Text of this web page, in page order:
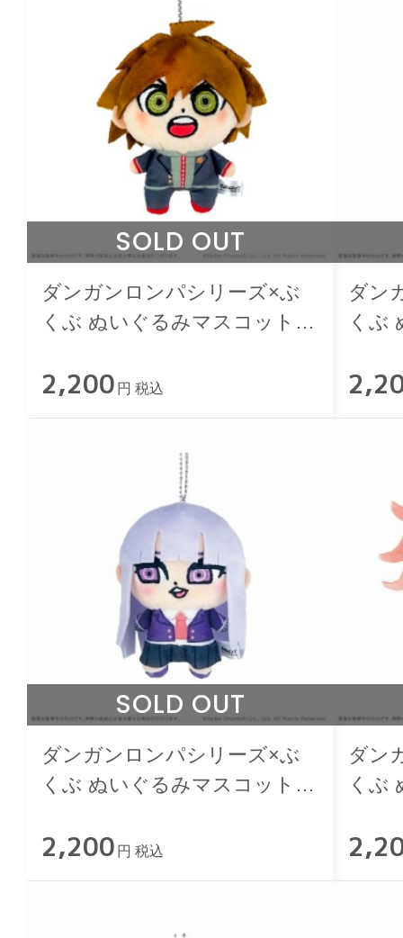
SOLD OUT
ダンガンロンパシリーズ×ぶ
くぶ ぬいぐるみマスコット
2,200 円 税込
ダン
くぶ
SOLD OUT
ダンガンロンパシリーズ×ぶ
くぶ ぬいぐるみマスコット
2,200 円 税込
ダン
くぶ